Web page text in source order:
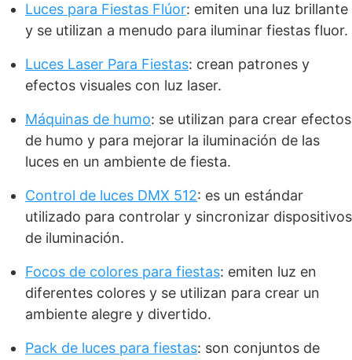
Luces para Fiestas Flúor: emiten una luz brillante
y se utilizan a menudo para iluminar fiestas fluor.
Luces Laser Para Fiestas: crean patrones y
efectos visuales con luz laser.
Máquinas de humo: se utilizan para crear efectos
de humo y para mejorar la iluminación de las
luces en un ambiente de fiesta.
Control de luces DMX 512: es un estándar
utilizado para controlar y sincronizar dispositivos
de iluminación.
Focos de colores para fiestas: emiten luz en
diferentes colores y se utilizan para crear un
ambiente alegre y divertido.
Pack de luces para fiestas: son conjuntos de